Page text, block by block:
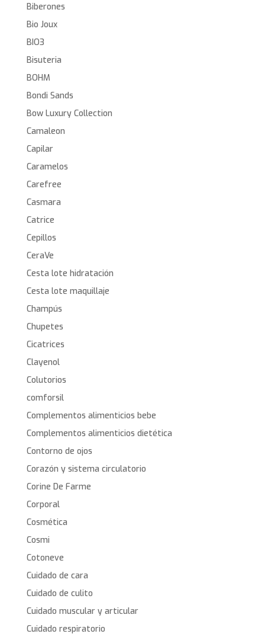
Biberones
Bio Joux
BIO3
Bisuteria
BOHM
Bondi Sands
Bow Luxury Collection
Camaleon
Capilar
Caramelos
Carefree
Casmara
Catrice
Cepillos
CeraVe
Cesta lote hidratación
Cesta lote maquillaje
Champús
Chupetes
Cicatrices
Clayenol
Colutorios
comforsil
Complementos alimenticios bebe
Complementos alimenticios dietética
Contorno de ojos
Corazón y sistema circulatorio
Corine De Farme
Corporal
Cosmética
Cosmi
Cotoneve
Cuidado de cara
Cuidado de culito
Cuidado muscular y articular
Cuidado respiratorio